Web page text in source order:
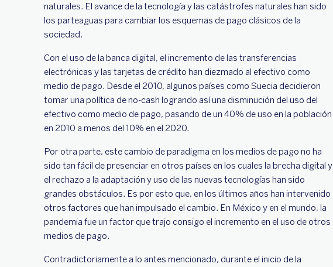
naturales. El avance de la tecnología y las catástrofes naturales han sido
los parteaguas para cambiar los esquemas de pago clásicos de la
sociedad.
Con el uso de la banca digital, el incremento de las transferencias
electrónicas y las tarjetas de crédito han diezmado al efectivo como
medio de pago. Desde el 2010, algunos países como Suecia decidieron
tomar una política de no-cash logrando así una disminución del uso del
efectivo como medio de pago, pasando de un 40% de uso en la población
en 2010 a menos del 10% en el 2020.
Por otra parte, este cambio de paradigma en los medios de pago no ha
sido tan fácil de presenciar en otros países en los cuales la brecha digital y
el rechazo a la adaptación y uso de las nuevas tecnologías han sido
grandes obstáculos. Es por esto que, en los últimos años han intervenido
otros factores que han impulsado el cambio. En México y en el mundo, la
pandemia fue un factor que trajo consigo el incremento en el uso de otros
medios de pago.
Contradictoriamente a lo antes mencionado, durante el inicio de la